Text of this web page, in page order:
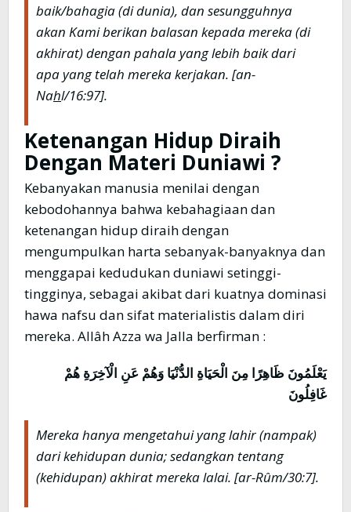
baik/bahagia (di dunia), dan sesungguhnya
akan Kami berikan balasan kepada mereka (di
akhirat) dengan pahala yang lebih baik dari
apa yang telah mereka kerjakan. [an-
Nahl/16:97].
Ketenangan Hidup Diraih
Dengan Materi Duniawi ?
Kebanyakan manusia menilai dengan
kebodohannya bahwa kebahagiaan dan
ketenangan hidup diraih dengan
mengumpulkan harta sebanyak-banyaknya dan
menggapai kedudukan duniawi setinggi-
tingginya, sebagai akibat dari kuatnya dominasi
hawa nafsu dan sifat materialistis dalam diri
mereka. Allâh Azza wa Jalla berfirman :
يَعْلَمُونَ ظَاهِرًا مِنَ الْحَيَاةِ الدُّنْيَا وَهُمْ عَنِ الْآخِرَةِ هُمْ
غَافِلُونَ
Mereka hanya mengetahui yang lahir (nampak)
dari kehidupan dunia; sedangkan tentang
(kehidupan) akhirat mereka lalai. [ar-Rûm/30:7].